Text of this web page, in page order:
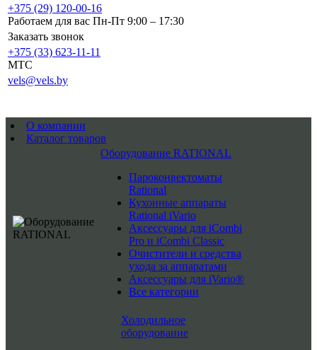
+375 (29) 120-00-16
Работаем для вас Пн-Пт 9:00 – 17:30
Заказать звонок
+375 (33) 623-11-11
MTC
vels@vels.by
О компании
Каталог товаров
Оборудование RATIONAL
Пароконвектоматы
Rational
Кухонные аппараты
Rational iVario
Аксессуары для iCombi
Pro и iCombi Classic
Очистители и средства
ухода за аппаратами
Аксессуары для iVario®
Все категории
Холодильное
оборудование